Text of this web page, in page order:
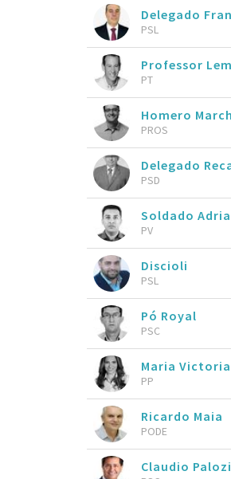
Delegado
PSL
Professor
PT
Homero
PROS
Delegado
PSD
Soldado
PV
Discioli
PSL
Pó Royal
PSC
Maria
PP
Ricardo Maia
PODE
Claudio Palozi